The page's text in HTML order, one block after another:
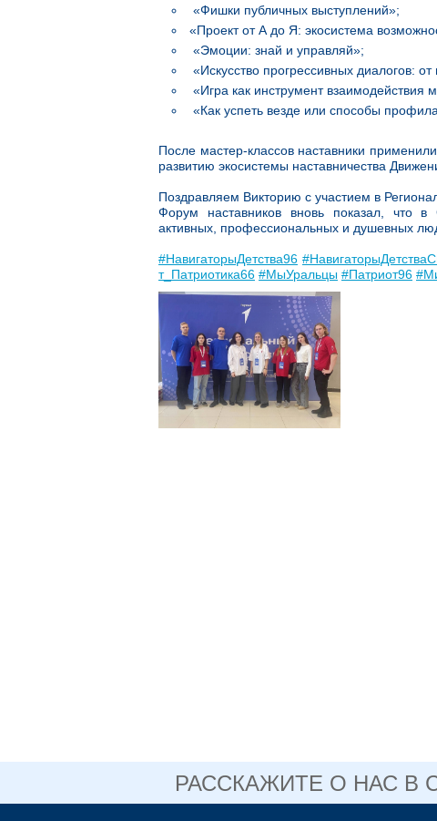
«Фишки публичных выступлений»;
«Проект от А до Я: экосистема
«Эмоции: знай и управляй»;
«Искусство прогрессивных диалогов:
«Игра как инструмент взаимодействия
«Как успеть везде или способы
После мастер-классов наставники
развитию экосистемы наставничества
Поздравляем Викторию с участием в
Форум наставников вновь показал, что в
активных, профессиональных и душевных
#НавигаторыДетства96
т_Патриотика66 #МыУральцы #Патриот96
РАССКАЖИТЕ О НАС В